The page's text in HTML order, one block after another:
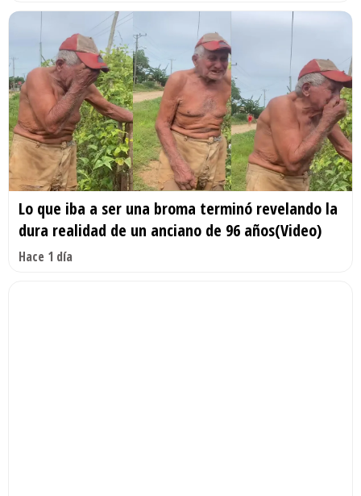
Lo que iba a ser una broma terminó revelando la
dura realidad de un anciano de 96 años(Video)
Hace 1 día